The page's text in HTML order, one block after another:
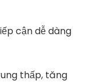
cận dễ dàng
thấp, tăng